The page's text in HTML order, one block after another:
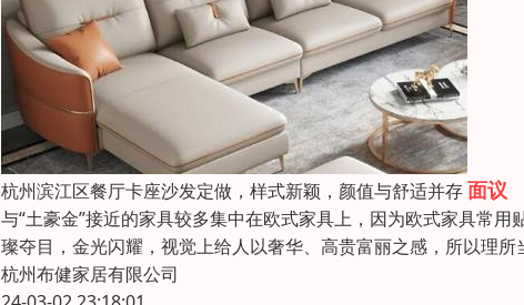
杭州滨江区餐厅卡座沙发定做，样式新颖，颜值与舒适并存面议
与“土豪金”接近的家具较多集中在欧式家具上，因为欧式家具常
璨夺目，金光闪耀，视觉上给人以奢华、高贵富丽之感，所以理
杭州布健家居有限公司